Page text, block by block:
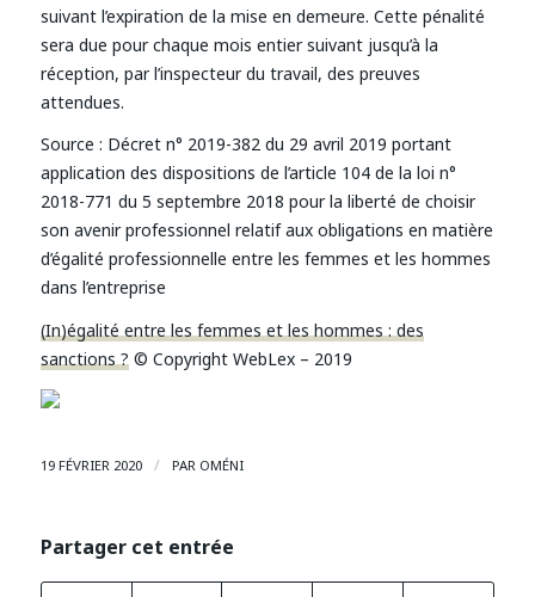
suivant l’expiration de la mise en demeure. Cette pénalité
sera due pour chaque mois entier suivant jusqu’à la
réception, par l’inspecteur du travail, des preuves
attendues.
Source : Décret n° 2019-382 du 29 avril 2019 portant
application des dispositions de l’article 104 de la loi n°
2018-771 du 5 septembre 2018 pour la liberté de choisir
son avenir professionnel relatif aux obligations en matière
d’égalité professionnelle entre les femmes et les hommes
dans l’entreprise
(In)égalité entre les femmes et les hommes : des
sanctions ?© Copyright WebLex – 2019
19 FÉVRIER 2020 / PAR OMÉNI
Partager cet entrée